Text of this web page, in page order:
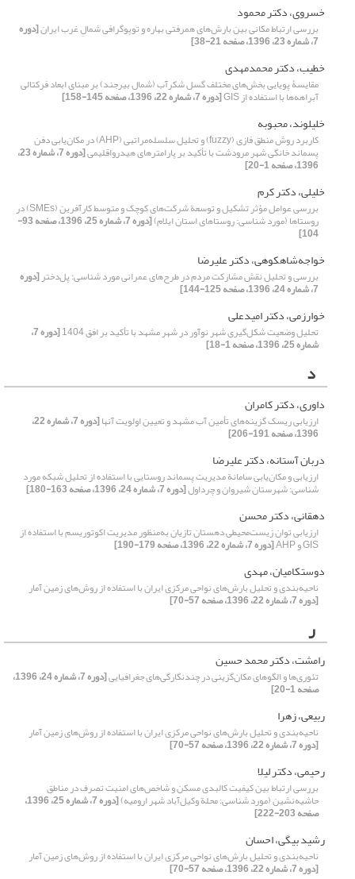
خسروی، دکتر محمود
بررسی ارتباط مکانی بین بارش‌های همرفتی بهاره و توپوگرافی شمال‌ِ غرب ایران[دوره
7، شماره 23، 1396، صفحه 21-38]
خطیب، دکتر محمد‌مهدی
مقایسۀ پویایی بخش‌های مختلف گسل شکرآب (شمال بیرجند) بر مبنای ابعاد فرکتالی
آبراهه‌ها با استفاده از GIS [دوره 7، شماره 22، 1396، صفحه 145-158]
خلیلوند، محبوبه
کاربرد روش منطق فازی (fuzzy) و تحلیل سلسله‌مراتبی (AHP) در مکان‌یابی دفن
پسماند خانگی شهر مرودشت با تأکید بر پارامترهای هیدرواقلیمی [دوره 7، شماره 23،
1396، صفحه 1-20]
خلیلی، دکتر کرم
بررسی عوامل مؤثر تشکیل و توسعة شرکت‌های کوچک و متوسط کارآفرین (SMEs) در
روستاها (مورد شناسی: روستا‌های استان ایلام) [دوره 7، شماره 25، 1396، صفحه 93-
104]
خواجه‌شاهکوهی، دکتر علیرضا
بررسی و تحلیل نقش مشارکت مردم در طرح‌‌های عمرانی مورد شناسی: پل‌دختر[دوره
7، شماره 24، 1396، صفحه 125-144]
خوارزمی، دکتر امیدعلی
تحلیل وضعیت شکل‌گیری شهر نوآور در شهر مشهد با تأکید بر افق 1404 [دوره 7،
شماره 25، 1396، صفحه 1-18]
د
داوری، دکتر کامران
ارزیابی ریسک گزینه‌های تأمین آب مشهد و تعیین اولویت آنها [دوره 7، شماره 22،
1396، صفحه 191-206]
دربان آستانه، دکتر علیرضا
ارزیابی و مکان‌یابی سامانة مدیریت پسماند روستایی با استفاده از تحلیل شبکه مورد
شناسی: ‌شهرستان شیروان و چرداول[دوره 7، شماره 24، 1396، صفحه 163-180]
دهقانی، دکتر محسن
ارزیابی توان زیست‌محیطی دهستان تازیان به‌منظور مدیریت اکوتوریسم با استفاده از
GIS و AHP [دوره 7، شماره 22، 1396، صفحه 179-190]
دوستکامیان، مهدی
ناحیه‌بندی و تحلیل بارش‌های نواحی مرکزی ایران با استفاده از روش‌های زمین آمار
[دوره 7، شماره 22، 1396، صفحه 57-70]
ر
رامشت، دکتر محمد حسین
تئوری‌‌ها و الگوهای مکان‌گزینی در چند‌‌نگارگی‌‌های جغرافیایی [دوره 7، شماره 24، 1396،
صفحه 1-20]
ربیعی، زهرا
ناحیه‌بندی و تحلیل بارش‌های نواحی مرکزی ایران با استفاده از روش‌های زمین آمار
[دوره 7، شماره 22، 1396، صفحه 57-70]
رحیمی، دکتر لیلا
بررسی ارتباط بین کیفیت کالبدی مسکن و شاخص‌‌های امنیت تصرف در مناطق
حاشیه‌نشین (مورد شناسی: محلة وکیل‌‌آباد شهر ارومیه) [دوره 7، شماره 25، 1396،
صفحه 203-222]
رشید بیگی، احسان
ناحیه‌بندی و تحلیل بارش‌های نواحی مرکزی ایران با استفاده از روش‌های زمین آمار
[دوره 7، شماره 22، 1396، صفحه 57-70]